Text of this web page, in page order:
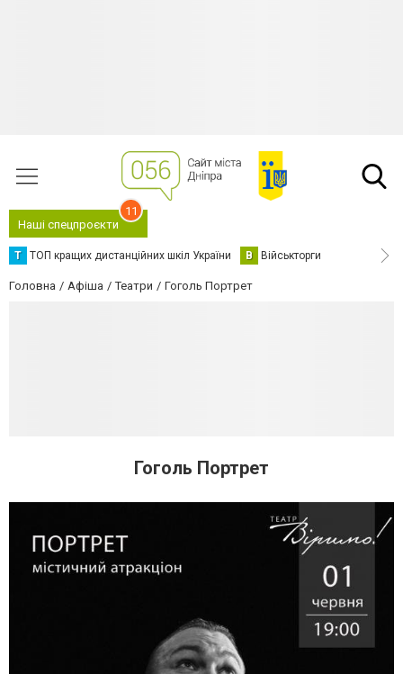
Наші спецпроєкти
11
Т ТОП кращих дистанційних шкіл України В Військторги
Головна Афіша Театри Гоголь Портрет
Гоголь Портрет